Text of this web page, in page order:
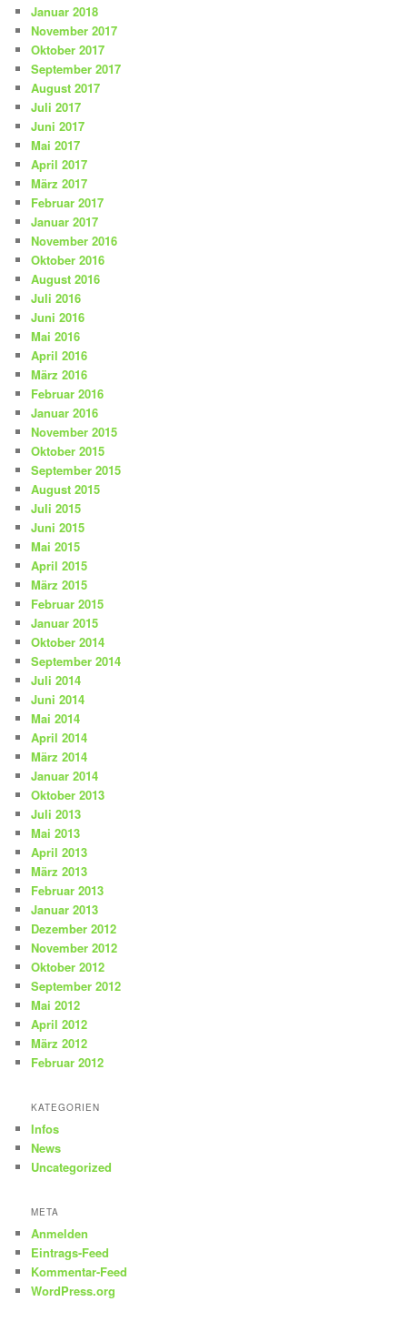
Januar 2018
November 2017
Oktober 2017
September 2017
August 2017
Juli 2017
Juni 2017
Mai 2017
April 2017
März 2017
Februar 2017
Januar 2017
November 2016
Oktober 2016
August 2016
Juli 2016
Juni 2016
Mai 2016
April 2016
März 2016
Februar 2016
Januar 2016
November 2015
Oktober 2015
September 2015
August 2015
Juli 2015
Juni 2015
Mai 2015
April 2015
März 2015
Februar 2015
Januar 2015
Oktober 2014
September 2014
Juli 2014
Juni 2014
Mai 2014
April 2014
März 2014
Januar 2014
Oktober 2013
Juli 2013
Mai 2013
April 2013
März 2013
Februar 2013
Januar 2013
Dezember 2012
November 2012
Oktober 2012
September 2012
Mai 2012
April 2012
März 2012
Februar 2012
KATEGORIEN
Infos
News
Uncategorized
META
Anmelden
Eintrags-Feed
Kommentar-Feed
WordPress.org